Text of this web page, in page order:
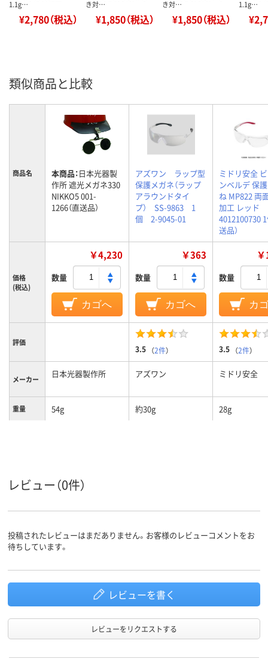
1.1g…
¥2,780（税込）
き対…
¥1,850（税込）
き対…
¥1,850（税込）
1.1g…
類似商品と比較
商品名 本商品：日本光器製
作所 遮光メガネ330
NIKKO5 001-
1266（直送品）
アズワン ラップ型
保護メガネ（ラップ
アラウンドタイ
プ） SS-9863 1
個 2-9045-01
ミドリ安全
ンベルデ 保
ね MP822 両
加工 レッド
4012100730 1
送品）
価格
(税込)
￥4,230
数量
カゴへ
￥363
数量
カゴへ
数量
カ
評価
3.5 （2件） 3.5 （2件）
メーカー 日本光器製作所 アズワン ミドリ安全
重量 54g 約30g 28g
レビュー（0件）
投稿されたレビューはまだありません。お客様のレビューコメントをお
待ちしています。
レビューを書く
レビューをリクエストする